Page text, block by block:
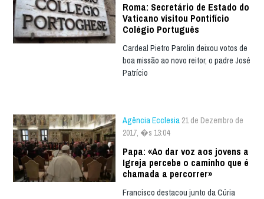
Roma: Secretário de Estado do
Vaticano visitou Pontifício
Colégio Português
Cardeal Pietro Parolin deixou votos de
boa missão ao novo reitor, o padre José
Patrício
Agência Ecclesia 21 de Dezembro de
2017, �s 13:04
Papa: «Ao dar voz aos jovens a
Igreja percebe o caminho que é
chamada a percorrer»
Francisco destacou junto da Cúria